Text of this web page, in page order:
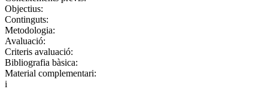
Objectius:
Continguts:
Metodologia:
Avaluació:
Criteris avaluació:
Bibliografia bàsica:
Material complementari:
i